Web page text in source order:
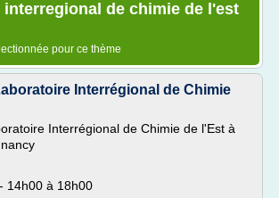
interregional de chimie de l'est
pour ce thème
Interrégional de Chimie
Interrégional de Chimie de l'Est à
14h00 à 18h00